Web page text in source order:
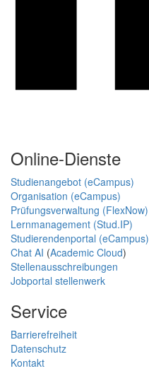
Online-Dienste
Studienangebot (eCampus)
Organisation (eCampus)
Prüfungsverwaltung (FlexNow)
Lernmanagement (Stud.IP)
Studierendenportal (eCampus)
Chat AI (Academic Cloud)
Stellenausschreibungen
Jobportal stellenwerk
Service
Barrierefreiheit
Datenschutz
Kontakt